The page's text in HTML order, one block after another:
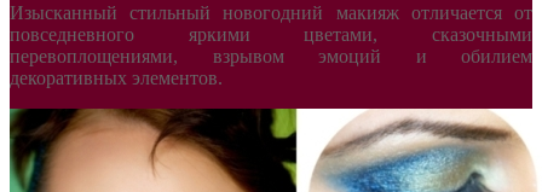
Изысканный стильный новогодний макияж отличается от
повседневного яркими цветами, сказочными
перевоплощениями, взрывом эмоций и обилием
декоративных элементов.